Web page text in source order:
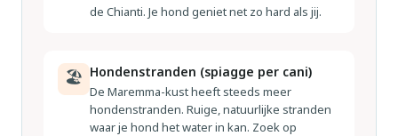
de Chianti. Je hond geniet net zo hard als jij.
🏖 Hondenstranden (spiagge per cani)
De Maremma-kust heeft steeds meer
hondenstranden. Ruige, natuurlijke stranden
waar je hond het water in kan. Zoek op